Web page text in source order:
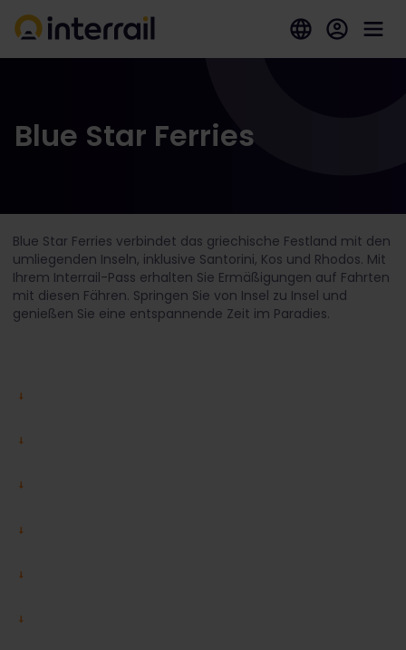
Blue Star Ferries
Blue Star Ferries verbindet das griechische Festland mit den
umliegenden Inseln, inklusive Santorini, Kos und Rhodos. Mit
Ihrem Interrail-Pass erhalten Sie Ermäßigungen auf Fahrten
mit diesen Fähren. Springen Sie von Insel zu Insel und
genießen Sie eine entspannende Zeit im Paradies.